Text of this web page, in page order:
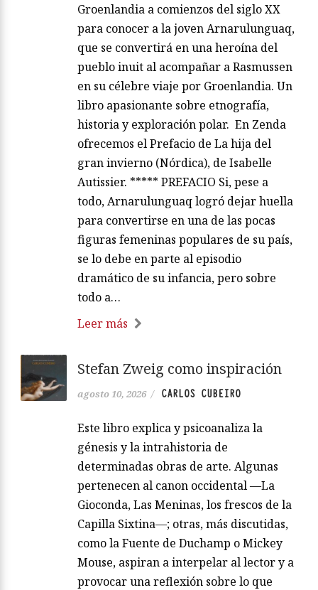
Groenlandia a comienzos del siglo XX
para conocer a la joven Arnarulunguaq,
que se convertirá en una heroína del
pueblo inuit al acompañar a Rasmussen
en su célebre viaje por Groenlandia. Un
libro apasionante sobre etnografía,
historia y exploración polar. En Zenda
ofrecemos el Prefacio de La hija del
gran invierno (Nórdica), de Isabelle
Autissier. ***** PREFACIO Si, pese a
todo, Arnarulunguaq logró dejar huella
para convertirse en una de las pocas
figuras femeninas populares de su país,
se lo debe en parte al episodio
dramático de su infancia, pero sobre
todo a…
Leer más
Stefan Zweig como inspiración
agosto 10, 2026 / CARLOS CUBEIRO
Este libro explica y psicoanaliza la
génesis y la intrahistoria de
determinadas obras de arte. Algunas
pertenecen al canon occidental —La
Gioconda, Las Meninas, los frescos de la
Capilla Sixtina—; otras, más discutidas,
como la Fuente de Duchamp o Mickey
Mouse, aspiran a interpelar al lector y a
provocar una reflexión sobre lo que